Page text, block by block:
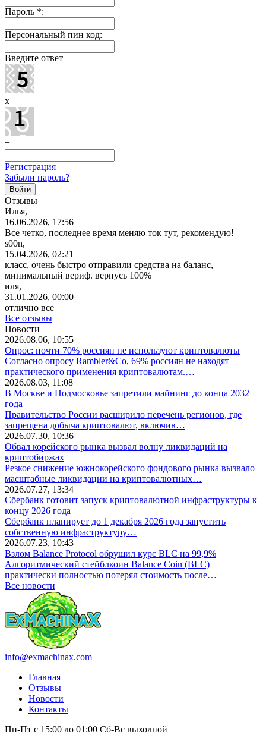
Пароль *:
Персональный пин код:
Введите ответ
x
=
Регистрация
Забыли пароль?
Отзывы
Илья,
16.06.2026, 17:56
Все четко, последнее время меняю ток тут, рекомендую!
s00n,
15.04.2026, 02:21
класс, очень быстро отправили средства на баланс,
минимальный вериф. вернусь 100%
иля,
31.01.2026, 00:00
отлично все
Все отзывы
Новости
2026.08.06, 10:55
Опрос: почти 70% россиян не используют криптовалюты
Согласно опросу Rambler&Co, 69% россиян не находят
практического применения криптовалютам.…
2026.08.03, 11:08
В Москве и Подмосковье запретили майнинг до конца 2032
года
Правительство России расширило перечень регионов, где
запрещена добыча криптовалют, включив…
2026.07.30, 10:36
Обвал корейского рынка вызвал волну ликвидаций на
криптобиржах
Резкое снижение южнокорейского фондового рынка вызвало
масштабные ликвидации на криптовалютных…
2026.07.27, 13:34
Сбербанк готовит запуск криптовалютной инфраструктуры к
концу 2026 года
Сбербанк планирует до 1 декабря 2026 года запустить
собственную инфраструктуру…
2026.07.23, 10:43
Взлом Balance Protocol обрушил курс BLC на 99,9%
Алгоритмический стейблкоин Balance Coin (BLC)
практически полностью потерял стоимость после…
Все новости
info@exmachinax.com
Главная
Отзывы
Новости
Контакты
Пн-Пт с 15:00 до 01:00 Сб-Вс выходной